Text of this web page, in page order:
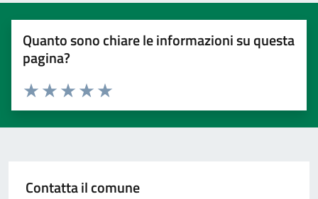
Quanto sono chiare le informazioni su questa
pagina?
Valuta 5 stelle su 5
Valuta 4 stelle su 5
Valuta 3 stelle su 5
Valuta 2 stelle su 5
Valuta 1 stelle su 5
Contatta il comune